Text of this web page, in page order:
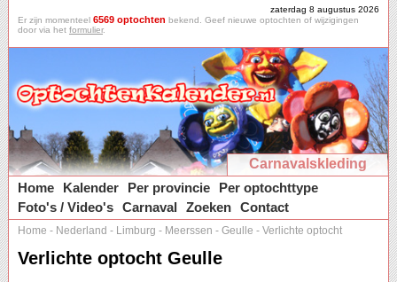
zaterdag 8 augustus 2026
Er zijn momenteel 6569 optochten bekend. Geef nieuwe optochten of wijzigingen
door via het formulier.
Carnavalskleding
Home
Kalender Per provincie
Per optochttype
Foto's / Video's Carnaval Zoeken Contact
Home - Nederland - Limburg - Meerssen - Geulle - Verlichte optocht
Verlichte optocht Geulle